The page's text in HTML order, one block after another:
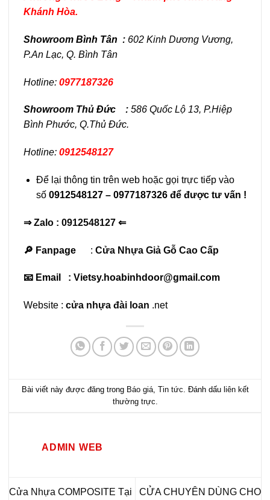
Khánh Hòa.
Showroom Bình Tân : 602 Kinh Dương Vương,
P.An Lạc, Q. Bình Tân
Hotline: 0977187326
Showroom Thủ Đức : 586 Quốc Lộ 13, P.Hiệp
Bình Phước, Q.Thủ Đức.
Hotline: 0912548127
Để lại thông tin trên web hoặc gọi trực tiếp vào
số 0912548127 – 0977187326 để được tư vấn !
⇒Zalo : 0912548127 ⇐
🔎 Fanpage : Cửa Nhựa Giả Gỗ Cao Cấp
📧 Email : Vietsy.hoabinhdoor@gmail.com
Website : cửa nhựa đài loan .net
Bài viết này được đăng trong Báo giá, Tin tức . Đánh dấu liên kết
thường trực
ADMIN WEB
Cửa Nhựa COMPOSITE Tại
CỬA CHUYÊN DÙNG CHO